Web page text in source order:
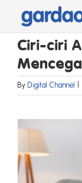
content
Ciri-ciri
By Digital Channel |